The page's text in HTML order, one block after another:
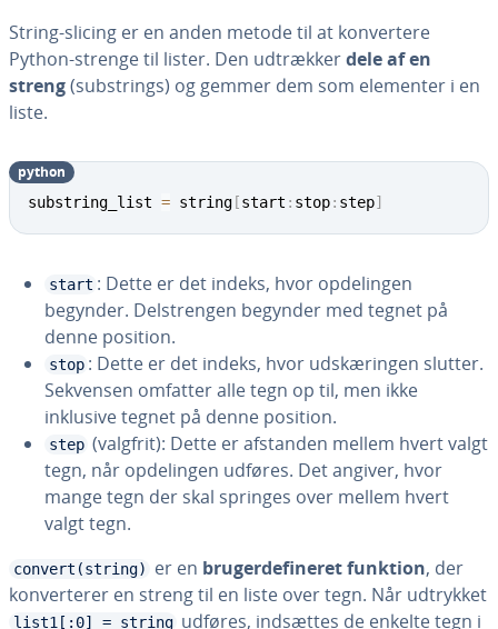
String-slicing er en anden metode til at kon­ver­te­re
Python-strenge til lister. Den udtrækkerdele af en
streng(sub­strings) og gemmer dem som elementer i en
liste.
substring_list = string [start : stop: step]
python
start : Dette er det indeks, hvor op­de­lin­gen
begynder. Del­stren­gen begynder med tegnet på
denne position.
stop : Dette er det indeks, hvor ud­skæ­rin­gen slutter.
Sekvensen omfatter alle tegn op til, men ikke
inklusive tegnet på denne position.
step (valgfrit): Dette er afstanden mellem hvert valgt
tegn, når op­de­lin­gen udføres. Det angiver, hvor
mange tegn der skal springes over mellem hvert
valgt tegn.
convert(string) er en bru­ger­de­fi­ne­ret funktion, der
kon­ver­te­rer en streng til en liste over tegn. Når udtrykket
list1[:0] = string udføres, indsættes de enkelte tegn i